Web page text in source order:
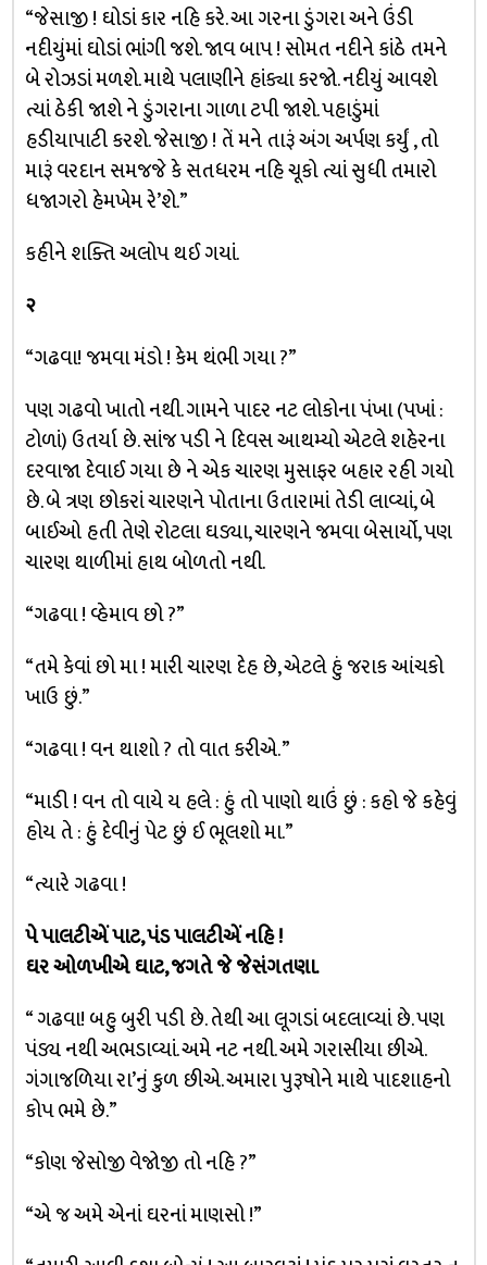
“જેસાજી ! ઘોડાં કાર નહિ કરે. આ ગરના ડુંગરા અને ઉંડી
નદીયુંમાં ઘોડાં ભાંગી જશે. જાવ બાપ ! સોમત નદીને કાંઠે તમને
બે રોઝડાં મળશે. માથે પલાણીને હાંક્યા કરજો. નદીયું આવશે
ત્યાં ઠેકી જાશે ને ડુંગરાના ગાળા ટપી જાશે. પહાડુંમાં
હડીયાપાટી કરશે. જેસાજી ! તેં મને તારૂં અંગ અર્પણ કર્યું , તો
મારૂં વરદાન સમજજે કે સતધરમ નહિ ચૂકો ત્યાં સુધી તમારો
ધજાગરો હેમખેમ રે’શે.”
કહીને શક્તિ અલોપ થઈ ગયાં.
૨
“ગઢવા! જમવા મંડો ! કેમ થંભી ગયા ?”
પણ ગઢવો ખાતો નથી. ગામને પાદર નટ લોકોના પંખા (પખાં :
ટોળાં) ઉતર્યા છે. સાંજ પડી ને દિવસ આથમ્યો એટલે શહેરના
દરવાજા દેવાઈ ગયા છે ને એક ચારણ મુસાફર બહાર રહી ગયો
છે. બે ત્રણ છોકરાં ચારણને પોતાના ઉતારામાં તેડી લાવ્યાં, બે
બાઈઓ હતી તેણે રોટલા ઘડ્યા, ચારણને જમવા બેસાર્યો, પણ
ચારણ થાળીમાં હાથ બોળતો નથી.
“ગઢવા ! વ્હેમાવ છો ?”
“તમે કેવાં છો મા ! મારી ચારણ દેહ છે, એટલે હું જરાક આંચકો
ખાઉ છું.”
“ગઢવા ! વન થાશો ? તો વાત કરીએ. ”
“માડી ! વન તો વાયે ય હલે : હું તો પાણો થાઉં છું : કહો જે કહેવું
હોય તે : હું દેવીનું પેટ છું ઈ ભૂલશો મા.”
“ત્યારે ગઢવા !
પે પાલટીએં પાટ, પંડ પાલટીએં નહિ !
ઘર ઓળખીએ ઘાટ, જગતે જે જેસંગતણા.
“ ગઢવા! બહુ બુરી પડી છે. તેથી આ લૂગડાં બદલાવ્યાં છે. પણ
પંડ્ય નથી અભડાવ્યાં. અમે નટ નથી. અમે ગરાસીયા છીએ.
ગંગાજળિયા રા’નું કુળ છીએ. અમારા પુરૂષોને માથે પાદશાહનો
કોપ ભમે છે.”
“કોણ જેસોજી વેજોજી તો નહિ ?”
“એ જ અમે એનાં ઘરનાં માણસો !”